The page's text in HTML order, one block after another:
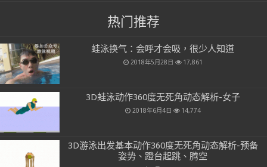
热门推荐
蛙泳换气：会呼才会吸，很少人知道
2018年5月28日 17,861
3D蛙泳动作360度无死角动态解析-女子
2018年6月4日 14,774
3D游泳出发基本动作360度无死角动态解析-预备
姿势、蹬台起跳、腾空